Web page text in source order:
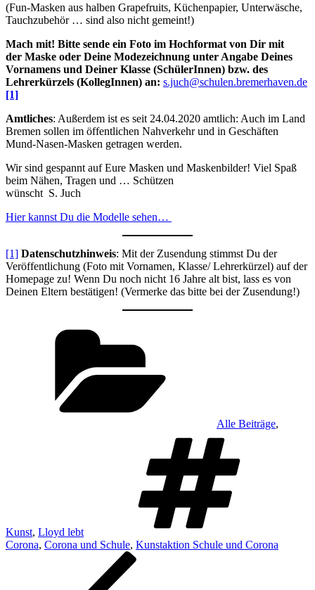
(Fun-Masken aus halben Grapefruits, Küchenpapier, Unterwäsche,
Tauchzubehör … sind also nicht gemeint!)
Mach mit! Bitte sende ein Foto im Hochformat von Dir mit
der Maske oder Deine Modezeichnung unter Angabe Deines
Vornamens und Deiner Klasse (SchülerInnen) bzw. des
Lehrerkürzels (KollegInnen) an: s.juch@schulen.bremerhaven.de
[1]
Amtliches: Außerdem ist es seit 24.04.2020 amtlich: Auch im Land
Bremen sollen im öffentlichen Nahverkehr und in Geschäften
Mund-Nasen-Masken getragen werden.
Wir sind gespannt auf Eure Masken und Maskenbilder! Viel Spaß
beim Nähen, Tragen und … Schützen
wünscht S. Juch
Hier kannst Du die Modelle sehen…
[1] Datenschutzhinweis: Mit der Zusendung stimmst Du der
Veröffentlichung (Foto mit Vornamen, Klasse/ Lehrerkürzel) auf der
Homepage zu! Wenn Du noch nicht 16 Jahre alt bist, lass es von
Deinen Eltern bestätigen! (Vermerke das bitte bei der Zusendung!)
Alle Beiträge,
Kunst, Lloyd lebt
Corona, Corona und Schule, Kunstaktion Schule und Corona
Beitragsnavigation